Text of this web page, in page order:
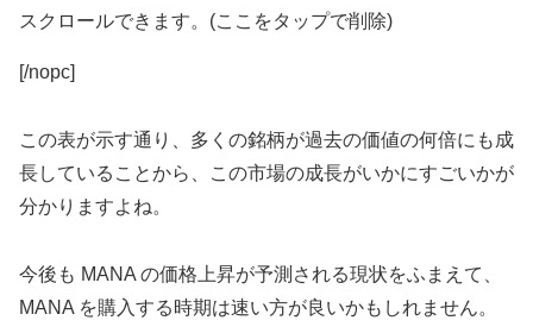
スクロールできます。(ここをタップで削除)
[/nopc]
この表が示す通り、 多くの銘柄が過去の価値の何倍にも成
長している ことから、この市場の成長がいかにすごいかが
分かりますよね。
今後も MANA の価格上昇が予測される現状をふまえて、
MANA を購入する時期は速い方が良いかもしれません。